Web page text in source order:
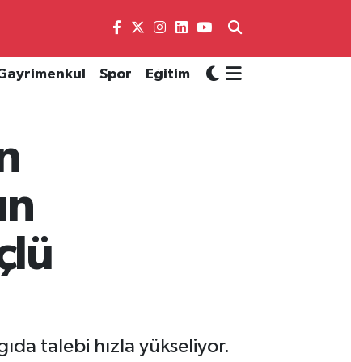
Spor Eğitim
talebi hızla yükseliyor.